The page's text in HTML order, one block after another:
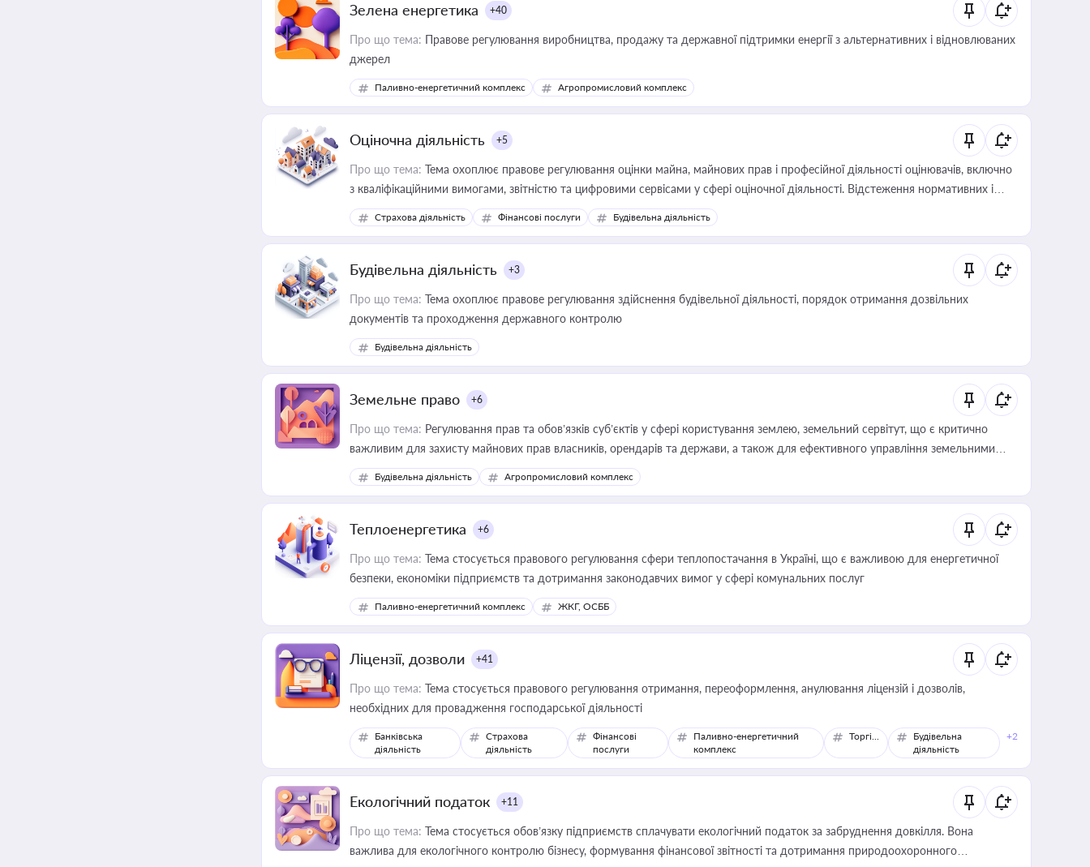
Зелена енергетика +40
Про що тема: Правове регулювання виробництва, продажу та державної підтримки енергії з альтернативних і відновлюваних
джерел
Паливно-енергетичний комплекс Агропромисловий комплекс
Оціночна діяльність +5
Про що тема: Тема охоплює правове регулювання оцінки майна, майнових прав і професійної діяльності оцінювачів, включно
з кваліфікаційними вимогами, звітністю та цифровими сервісами у сфері оціночної діяльності. Відстеження нормативних і
медійних змін у цій сфері корисне для власника бізнесу, керівника, юриста або бухгалтера під час оподаткування,
приватизації, оренди державного майна, корпоративних угод і перевірки статусу суб'єктів оціночної діяльності
Страхова діяльність Фінансові послуги Будівельна діяльність
Будівельна діяльність +3
Про що тема: Тема охоплює правове регулювання здійснення будівельної діяльності, порядок отримання дозвільних
документів та проходження державного контролю
Будівельна діяльність
Земельне право +6
Про що тема: Регулювання прав та обов’язків суб’єктів у сфері користування землею, земельний сервітут, що є критично
важливим для захисту майнових прав власників, орендарів та держави, а також для ефективного управління земельними
ресурсами
Будівельна діяльність Агропромисловий комплекс
Теплоенергетика +6
Про що тема: Тема стосується правового регулювання сфери теплопостачання в Україні, що є важливою для енергетичної
безпеки, економіки підприємств та дотримання законодавчих вимог у сфері комунальних послуг
Паливно-енергетичний комплекс ЖКГ, ОСББ
Ліцензії, дозволи +41
Про що тема: Тема стосується правового регулювання отримання, переоформлення, анулювання ліцензій і дозволів,
необхідних для провадження господарської діяльності
Банківська
діяльність
Страхова
діяльність
Фінансові
послуги
Паливно-енергетичний
комплекс
Торгівля
Будівельна
діяльність
+2
Екологічний податок +11
Про що тема: Тема стосується обов’язку підприємств сплачувати екологічний податок за забруднення довкілля. Вона
важлива для екологічного контролю бізнесу, формування фінансової звітності та дотримання природоохоронного